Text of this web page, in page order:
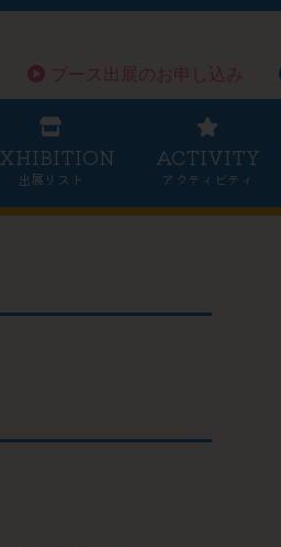
ブース出展のお申し込み
出展リスト
ACTIVITY
アクティビティ